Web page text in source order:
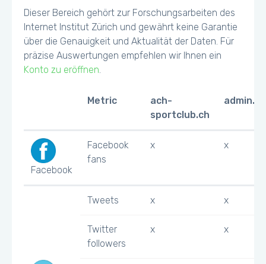
Dieser Bereich gehört zur Forschungsarbeiten des
Internet Institut Zürich und gewährt keine Garantie
über die Genauigkeit und Aktualität der Daten. Für
präzise Auswertungen empfehlen wir Ihnen ein
Konto zu eröffnen.
Metric
ach-
sportclub.ch
admin.ch
Facebook
Facebook
fans
x x
Tweets x x
Twitter
followers
x x